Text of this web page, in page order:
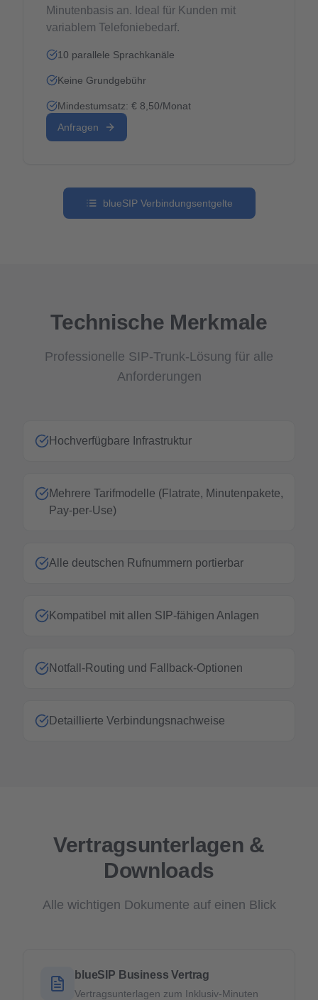
Minutenbasis an. Ideal für Kunden mit
variablem Telefoniebedarf.
10 parallele Sprachkanäle
Keine Grundgebühr
Mindestumsatz: € 8,50/Monat
Anfragen
blueSIP Verbindungsentgelte
Technische Merkmale
Professionelle SIP-Trunk-Lösung für alle
Anforderungen
Hochverfügbare Infrastruktur
Mehrere Tarifmodelle (Flatrate, Minutenpakete,
Pay-per-Use)
Alle deutschen Rufnummern portierbar
Kompatibel mit allen SIP-fähigen Anlagen
Notfall-Routing und Fallback-Optionen
Detaillierte Verbindungsnachweise
Vertragsunterlagen &
Downloads
Alle wichtigen Dokumente auf einen Blick
blueSIP Business Vertrag
Vertragsunterlagen zum Inklusiv-Minuten